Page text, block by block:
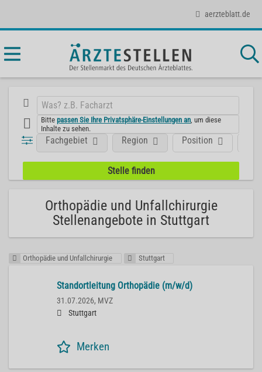
aerzteblatt.de
Bittepassen Sie Ihre Privatsphäre-Einstellungen an , um diese
Inhalte zu sehen.
Position
Fachgebiet Region
Orthopädie und Unfallchirurgie
Stellenangebote in Stuttgart
Orthopädie und Unfallchirurgie Stuttgart
Standortleitung Orthopädie (m/w/d)
31.07.2026, MVZ
Stuttgart
Merken